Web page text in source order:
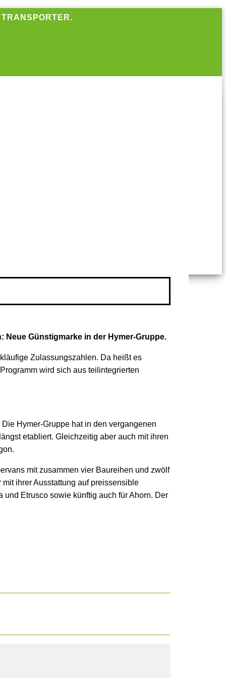
Neue Günstigmarke in der Hymer-Gruppe.
Zulassungszahlen. Da heißt es
wird sich aus teilintegrierten
Hymer-Gruppe hat in den vergangenen
etabliert. Gleichzeitig aber auch mit ihren
mit zusammen vier Baureihen und zwölf
ihrer Ausstattung auf preissensible
und Etrusco sowie künftig auch für Ahorn. Der